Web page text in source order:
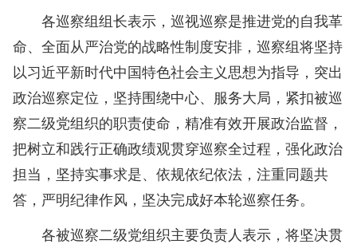
各巡察组组长表示，巡视巡察是推进党的自我革
命、全面从严治党的战略性制度安排，巡察组将坚持
以习近平新时代中国特色社会主义思想为指导，突出
政治巡察定位，坚持围绕中心、服务大局，紧扣被巡
察二级党组织的职责使命，精准有效开展政治监督，
把树立和践行正确政绩观贯穿巡察全过程，强化政治
担当，坚持实事求是、依规依纪依法，注重同题共
答，严明纪律作风，坚决完成好本轮巡察任务。
各被巡察二级党组织主要负责人表示，将坚决贯